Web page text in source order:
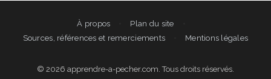
À propos
Plan du site
Sources, références et remerciements
Mentions légales
© 2026 apprendre-a-pecher.com. Tous droits réservés.